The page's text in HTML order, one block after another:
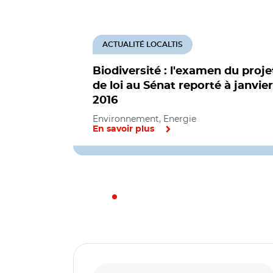
Biodiversité : l'examen du
de loi au Sénat reporté à janvier
2016
ACTUALITÉ LOCALTIS
Environnement, Energie
En savoir plus